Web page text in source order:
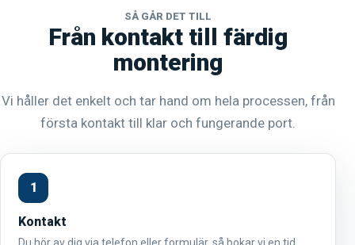
SÅ GÅR DET TILL
Från kontakt till färdig
montering
Vi håller det enkelt och tar hand om hela processen, från
första kontakt till klar och fungerande port.
1
Kontakt